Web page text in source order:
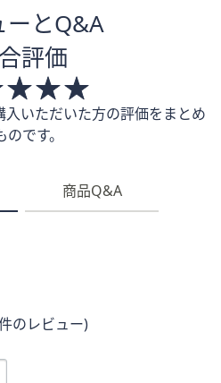
ーとQ&A
評価
いただいた方の評価をまとめ
のです。
商品Q&A
のレビュー)